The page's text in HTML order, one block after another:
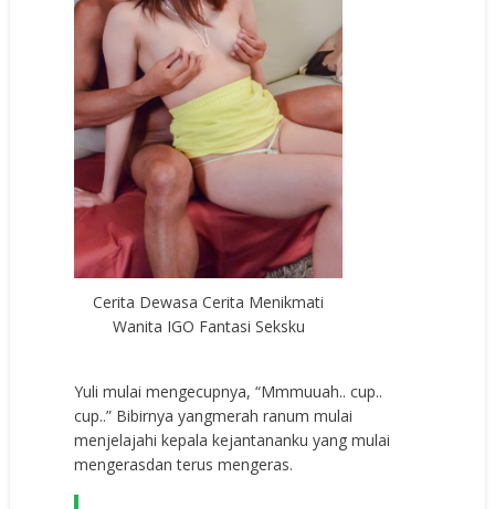
Cerita Dewasa Cerita Menikmati
Wanita IGO Fantasi Seksku
Yuli mulai mengecupnya, “Mmmuuah.. cup..
cup..” Bibirnya yangmerah ranum mulai
menjelajahi kepala kejantananku yang mulai
mengerasdan terus mengeras.